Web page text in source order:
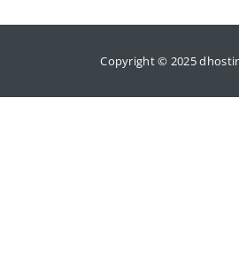
Copyright © 2025